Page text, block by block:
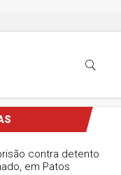
contra detento
em Patos